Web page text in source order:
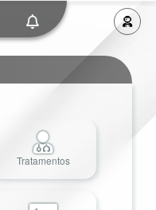
Tratamentos